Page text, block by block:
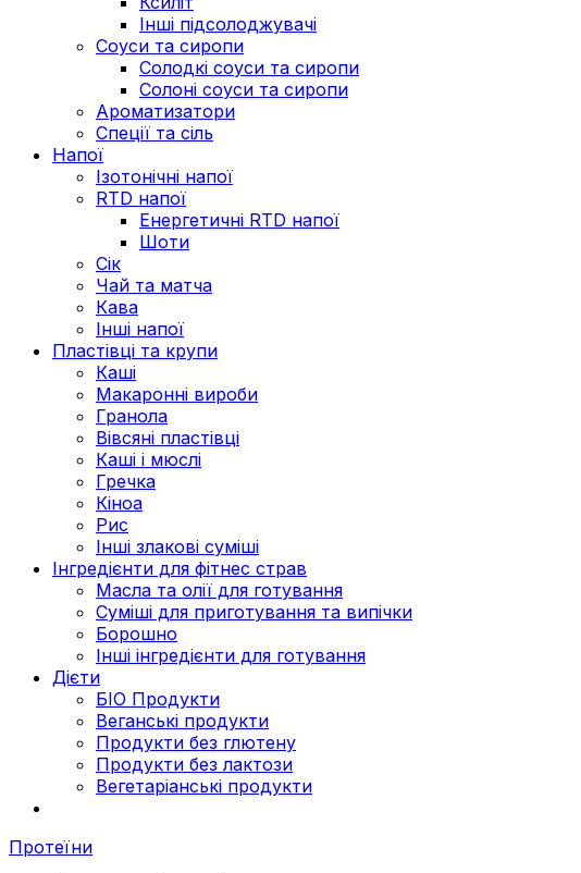
Інші підсолоджувачі
Соуси та сиропи
Солодкі соуси та сиропи
Солоні соуси та сиропи
Ароматизатори
Спеції та сіль
Напої
Ізотонічні напої
RTD напої
Енергетичні RTD напої
Шоти
Сік
Чай та матча
Кава
Інші напої
Пластівці та крупи
Каші
Макаронні вироби
Гранола
Вівсяні пластівці
Каші і мюслі
Гречка
Кіноа
Рис
Інші злакові суміші
Інгредієнти для фітнес страв
Масла та олії для готування
Суміші для приготування та випічки
Борошно
Інші інгредієнти для готування
Дієти
БІО Продукти
Веганські продукти
Продукти без глютену
Продукти без лактози
Вегетаріанські продукти
Протеїни